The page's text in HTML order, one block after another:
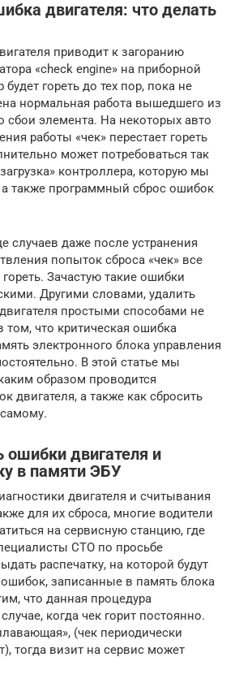
двигателя: что делать
приводит к загоранию
«check engine» на приборной
гореть до тех пор, пока не
нормальная работа вышедшего из
сбои элемента. На некоторых авто
работы «чек» перестает гореть
может потребоваться так
контроллера, которую мы
также программный сброс ошибок
случаев даже после устранения
попыток сброса «чек» все
Зачастую такие ошибки
Другими словами, удалить
простыми способами не
том, что критическая ошибка
электронного блока управления
В этой статье мы
образом проводится
двигателя, а также как сбросить
ошибки двигателя и
в памяти ЭБУ
двигателя и считывания
для их сброса, многие водители
на сервисную станцию, где
СТО по просьбе
распечатку, на которой будут
записанные в память блока
что данная процедура
когда чек горит постоянно.
(чек периодически
тогда визит на сервис может